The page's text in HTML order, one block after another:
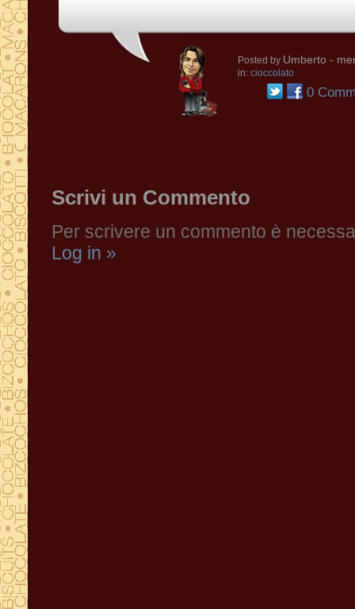
Posted by Umberto -
in: cioccolato
0
Scrivi un Commento
Per scrivere un commento è
Log in »